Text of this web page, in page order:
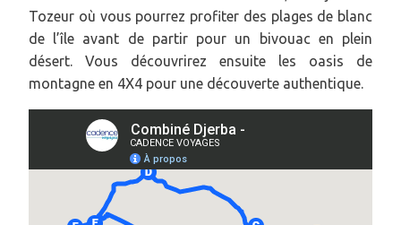
Tozeur où vous pourrez profiter des plages de blanc
de l’île avant de partir pour un bivouac en plein
désert. Vous découvrirez ensuite les oasis de
montagne en 4X4 pour une découverte authentique.